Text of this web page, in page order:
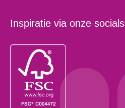
Inspiratie via onze socials